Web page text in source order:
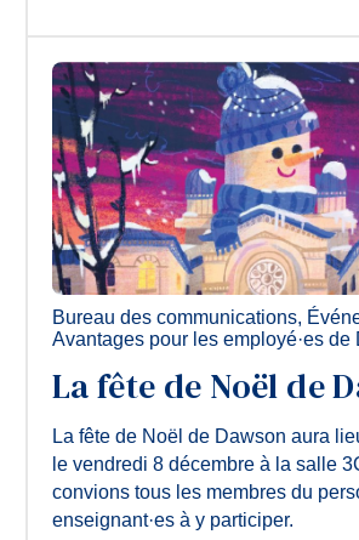
Bureau des communications,
Avantages pour les employé·es de
La fête de Noël de
La fête de Noël de Dawson aura
le vendredi 8 décembre à la salle
convions tous les membres du
enseignant·es à y participer.